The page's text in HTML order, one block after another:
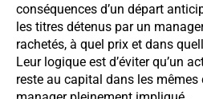
conséquences d’un départ
les titres détenus par un
rachetés, à quel prix et dans
Leur logique est d’éviter qu’un
reste au capital dans les mêmes